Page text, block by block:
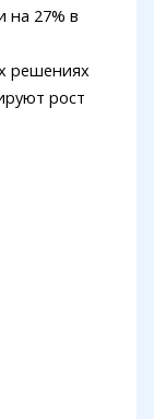
на 27% в
решениях
рост